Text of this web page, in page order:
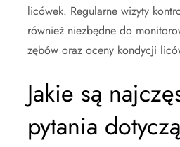
licówek. Regularne wizyty
również niezbędne do
zębów oraz oceny kondycji
Jakie są
pytania